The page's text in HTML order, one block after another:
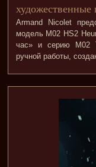
Armand Nicolet
модель M02 HS2
час» и серию M02
ручной работы,